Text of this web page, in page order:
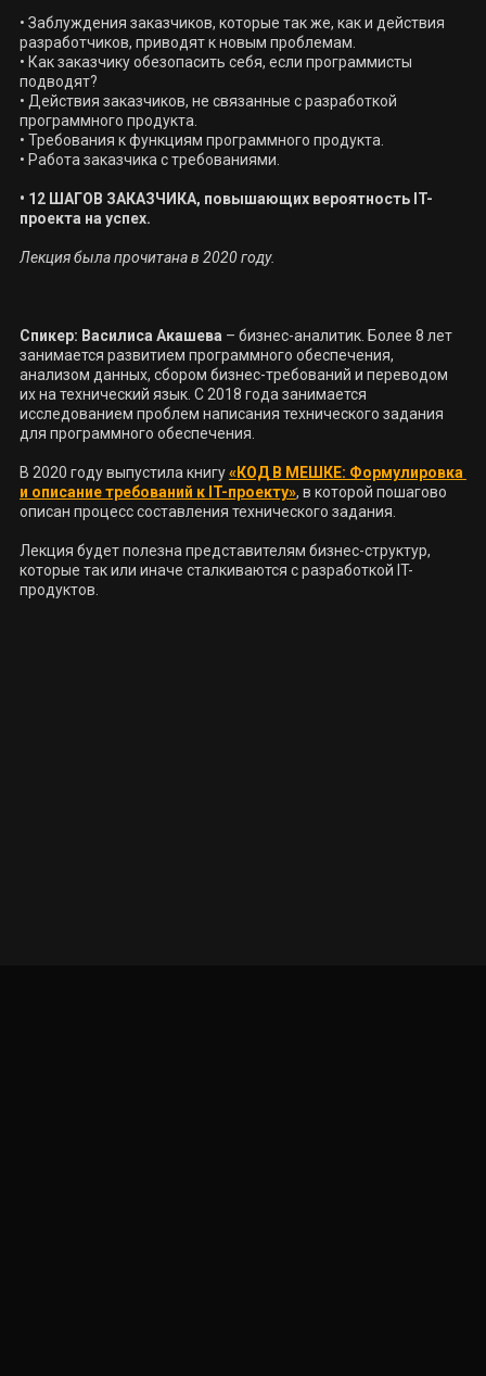
• Заблуждения заказчиков, которые так же, как и действия
разработчиков, приводят к новым проблемам.
• Как заказчику обезопасить себя, если программисты
подводят?
• Действия заказчиков, не связанные с разработкой
программного продукта.
• Требования к функциям программного продукта.
• Работа заказчика с требованиями.
• 12 ШАГОВ ЗАКАЗЧИКА, повышающих вероятность IT-
проекта на успех.
Лекция была прочитана в 2020 году.
Спикер: Василиса Акашева – бизнес-аналитик. Более 8 лет
занимается развитием программного обеспечения,
анализом данных, сбором бизнес-требований и переводом
их на технический язык. С 2018 года занимается
исследованием проблем написания технического задания
для программного обеспечения.
В 2020 году выпустила книгу «КОД В МЕШКЕ: Формулировка
и описание требований к IT-проекту», в которой пошагово
описан процесс составления технического задания.
Лекция будет полезна представителям бизнес-структур,
которые так или иначе сталкиваются с разработкой IT-
продуктов.